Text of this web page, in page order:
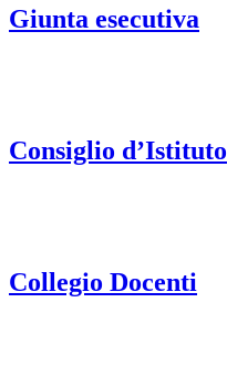
Giunta esecutiva
Consiglio d’Istituto
Collegio Docenti